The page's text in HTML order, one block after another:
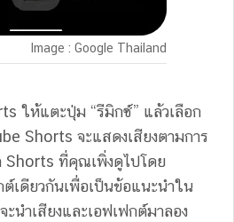
Image : Google Thailand
ให้แตะปุ่ม “รีมิกซ์” แล้วเลือก
Shorts จะแสดงเสียงตามการ
Shorts ที่คุณเพิ่งดูไปโดย
เดียวกันเพื่อเป็นข้อแนะนำใน
นำเสียงและเอฟเฟกต์มาลอง